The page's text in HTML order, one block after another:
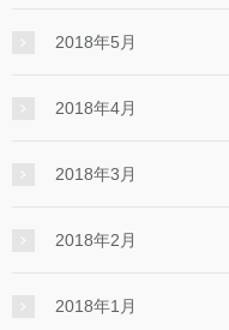
2018年5月
2018年4月
2018年3月
2018年2月
2018年1月